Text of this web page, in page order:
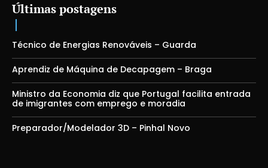
Últimas postagens
Técnico de Energias Renováveis – Guarda
Aprendiz de Máquina de Decapagem – Braga
Ministro da Economia diz que Portugal facilita entrada
de imigrantes com emprego e moradia
Preparador/Modelador 3D – Pinhal Novo